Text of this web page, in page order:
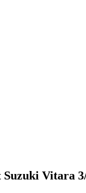
Vitara